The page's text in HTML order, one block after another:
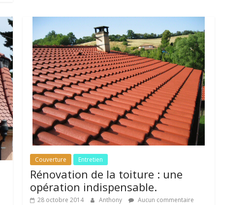
Couverture Entretien
Rénovation de la toiture : une
opération indispensable.
28 octobre 2014 Anthony
Aucun commentaire